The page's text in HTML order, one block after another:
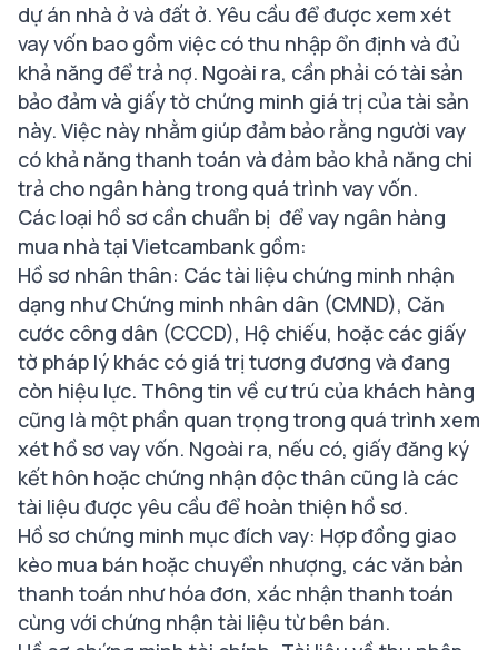
dự án nhà ở và đất ở. Yêu cầu để được xem xét
vay vốn bao gồm việc có thu nhập ổn định và đủ
khả năng để trả nợ. Ngoài ra, cần phải có tài sản
bảo đảm và giấy tờ chứng minh giá trị của tài sản
này. Việc này nhằm giúp đảm bảo rằng người vay
có khả năng thanh toán và đảm bảo khả năng chi
trả cho ngân hàng trong quá trình vay vốn.
Các loại hồ sơ cần chuẩn bị để vay ngân hàng
mua nhà tại Vietcambank gồm:
Hồ sơ nhân thân: Các tài liệu chứng minh nhận
dạng như Chứng minh nhân dân (CMND), Căn
cước công dân (CCCD), Hộ chiếu, hoặc các giấy
tờ pháp lý khác có giá trị tương đương và đang
còn hiệu lực. Thông tin về cư trú của khách hàng
cũng là một phần quan trọng trong quá trình xem
xét hồ sơ vay vốn. Ngoài ra, nếu có, giấy đăng ký
kết hôn hoặc chứng nhận độc thân cũng là các
tài liệu được yêu cầu để hoàn thiện hồ sơ.
Hồ sơ chứng minh mục đích vay: Hợp đồng giao
kèo mua bán hoặc chuyển nhượng, các văn bản
thanh toán như hóa đơn, xác nhận thanh toán
cùng với chứng nhận tài liệu từ bên bán.